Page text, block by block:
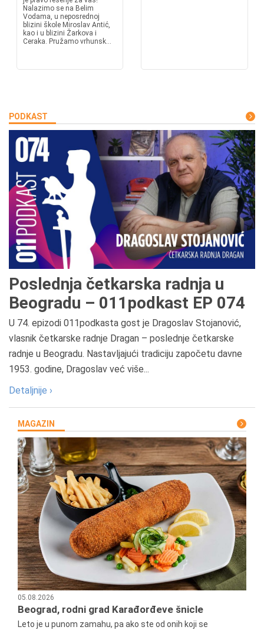
Nalazimo se na Belim
Vodama, u neposrednoj
blizini škole Miroslav Antić,
kao i u blizini Žarkova i
Ceraka. Pružamo vrhunsk...
PODKAST
Poslednja četkarska radnja u
Beogradu – 011podkast EP 074
U 74. epizodi 011podkasta gost je Dragoslav Stojanović,
vlasnik četkarske radnje Dragan – poslednje četkarske
radnje u Beogradu. Nastavljajući tradiciju započetu davne
1953. godine, Dragoslav već više...
Detaljnije ›
MAGAZIN
05.08.2026
Beograd, rodni grad Karađorđeve šnicle
Leto je u punom zamahu, pa ako ste od onih koji se